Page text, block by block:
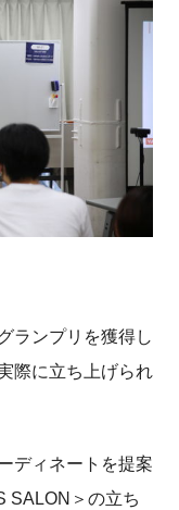
ランプリを獲得し
際に立ち上げられ
ディネートを提案
SALON＞の立ち